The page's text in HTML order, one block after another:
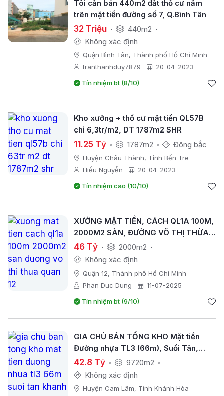
Tôi cần bán 440m2 đất thổ cư nằm
trên mặt tiền đường số 7, Q.Bình Tân
32 Triệu
440m2
Không xác định
Quận Bình Tân, Thành phố Hồ Chí Minh
tranthanhduy7879
20-04-2023
Tín nhiệm bt (8/10)
Kho xưởng + thổ cư mặt tiền QL57B
chỉ 6,3tr/m2, DT 1787m2 SHR
11.25 Tỷ 1787m2 Đông bắc
Huyện Châu Thành, Tỉnh Bến Tre
Hiếu Nguyễn
20-04-2023
Tín nhiệm cao (10/10)
XƯỞNG MẶT TIỀN, CÁCH QL1A 100M,
2000M2 SÀN, ĐƯỜNG VÕ THỊ THỪA
QUẬN 12
46 Tỷ
2000m2
Không xác định
Quận 12, Thành phố Hồ Chí Minh
Phan Duc Dung
11-07-2025
Tín nhiệm bt (9/10)
GIA CHỦ BÁN TỔNG KHO Mặt tiền
Đường nhựa TL3 (66m), Suối Tân,
Khánh Hòa
42.8 Tỷ
9720m2
Không xác định
Huyện Cam Lâm, Tỉnh Khánh Hòa